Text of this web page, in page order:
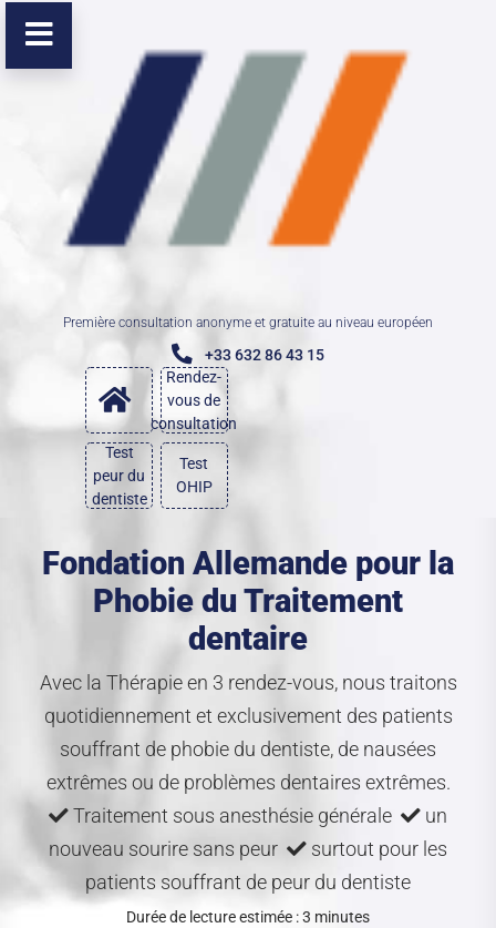
Première consultation anonyme et gratuite au niveau européen
+33 632 86 43 15
Rendez-
vous de
consultation
Test
peur du
dentiste
Test
OHIP
Fondation Allemande pour la
Phobie du Traitement
dentaire
Avec la Thérapie en 3 rendez-vous, nous traitons
quotidiennement et exclusivement des patients
souffrant de phobie du dentiste, de nausées
extrêmes ou de problèmes dentaires extrêmes.
Traitement sous anesthésie générale
un
nouveau sourire sans peur
surtout pour les
patients souffrant de peur du dentiste
Durée de lecture estimée : 3 minutes